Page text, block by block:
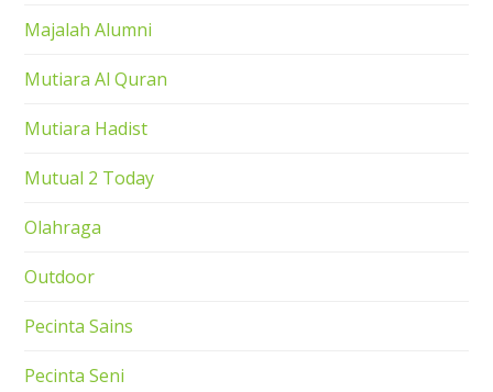
Majalah Alumni
Mutiara Al Quran
Mutiara Hadist
Mutual 2 Today
Olahraga
Outdoor
Pecinta Sains
Pecinta Seni